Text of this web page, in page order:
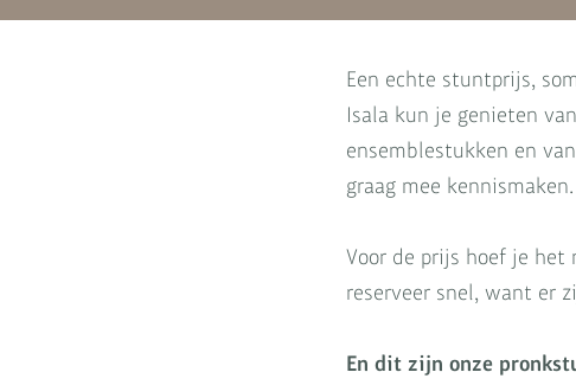
Een echte stuntprijs,
Isala kun je genieten
ensemblestukken en
graag mee
Voor de prijs hoef je het
reserveer snel, want er
En dit zijn onze